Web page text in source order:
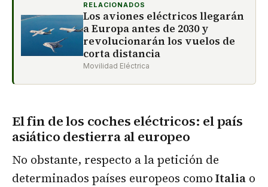
RELACIONADOS
Los aviones eléctricos llegarán
a Europa antes de 2030 y
revolucionarán los vuelos de
corta distancia
Movilidad Eléctrica
El fin de los coches eléctricos: el país
asiático destierra al europeo
No obstante, respecto a la petición de
determinados países europeos comoItalia o